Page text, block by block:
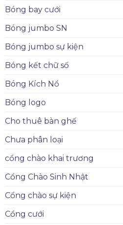
Bóng bay cưới
Bóng jumbo SN
Bóng jumbo sự kiện
Bóng kết chữ số
Bóng Kích Nổ
Bóng logo
Cho thuê bàn ghế
Chưa phân loại
cổng chào khai trương
Cổng Chào Sinh Nhật
Cổng chào sự kiện
Cổng cưới